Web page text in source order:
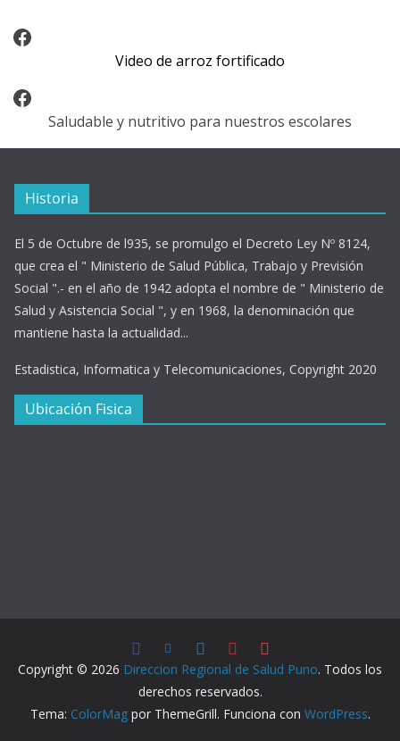
Video Arroz Fortificado
Video de arroz fortificado
Facebook
Saludable y nutritivo para nuestros escolares
Historia
El 5 de Octubre de l935, se promulgo el Decreto Ley Nº 8124,
que crea el " Ministerio de Salud Pública, Trabajo y Previsión
Social ".- en el año de 1942 adopta el nombre de " Ministerio de
Salud y Asistencia Social ", y en 1968, la denominación que
mantiene hasta la actualidad...
Estadistica, Informatica y Telecomunicaciones, Copyright 2020
Ubicación Fisica
Copyright © 2026 Direccion Regional de Salud Puno. Todos los
derechos reservados.
Tema: ColorMagpor ThemeGrill. Funciona con WordPress.